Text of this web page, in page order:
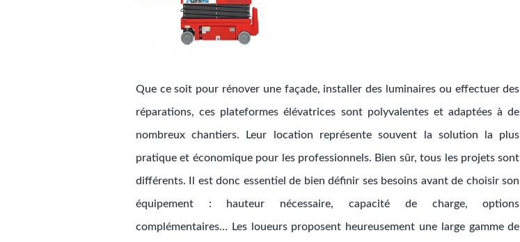
Que ce soit pour rénover une façade, installer des luminaires ou effectuer des
réparations, ces plateformes élévatrices sont polyvalentes et adaptées à de
nombreux chantiers. Leur location représente souvent la solution la plus
pratique et économique pour les professionnels. Bien sûr, tous les projets sont
différents. Il est donc essentiel de bien définir ses besoins avant de choisir son
équipement : hauteur nécessaire, capacité de charge, options
complémentaires… Les loueurs proposent heureusement une large gamme de